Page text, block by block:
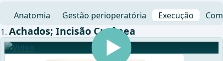
Anatomia Gestão perioperatória Execução
Achados; Incisão Cutânea